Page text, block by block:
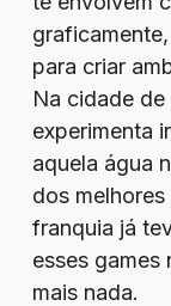
para criar
Na cidade
experimenta
aquela água
dos
franquia já
esses games
mais nada.